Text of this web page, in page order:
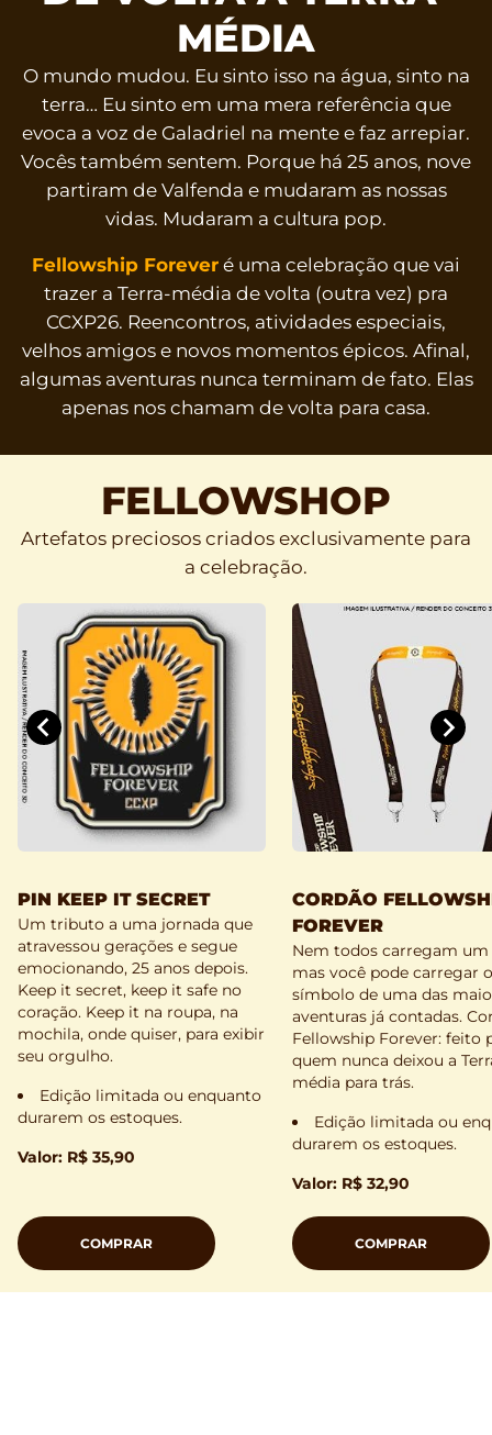
MÉDIA
O mundo mudou. Eu sinto isso na água, sinto na
terra… Eu sinto em uma mera referência que
evoca a voz de Galadriel na mente e faz arrepiar.
Vocês também sentem. Porque há 25 anos, nove
partiram de Valfenda e mudaram as nossas
vidas. Mudaram a cultura pop.
Fellowship Forever é uma celebração que vai
trazer a Terra-média de volta (outra vez) pra
CCXP26. Reencontros, atividades especiais,
velhos amigos e novos momentos épicos. Afinal,
algumas aventuras nunca terminam de fato. Elas
apenas nos chamam de volta para casa.
FELLOWSHOP
Artefatos preciosos criados exclusivamente para
a celebração.
PIN KEEP IT SECRET
Um tributo a uma jornada que
atravessou gerações e segue
emocionando, 25 anos depois.
Keep it secret, keep it safe no
coração. Keep it na roupa, na
mochila, onde quiser, para exibir
seu orgulho.
Edição limitada ou enquanto
durarem os estoques.
Valor: R$ 35,90
COMPRAR
CORDÃO
FOREVER
Nem todos carregam um
mas você pode carregar o
símbolo de uma das
aventuras já contadas.
Fellowship Forever: feito
quem nunca deixou a
média para trás.
Edição limitada ou
durarem os estoques.
Valor: R$ 32,90
COMPRAR